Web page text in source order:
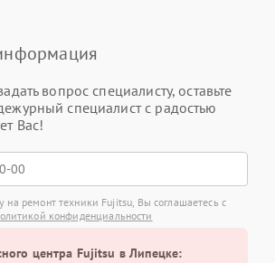
вопрос специалисту, оставьте
специалист с радостью
Вас!
на ремонт техники Fujitsu, Вы соглашаетесь с
конфиденциальности
центра Fujitsu в Липецке: